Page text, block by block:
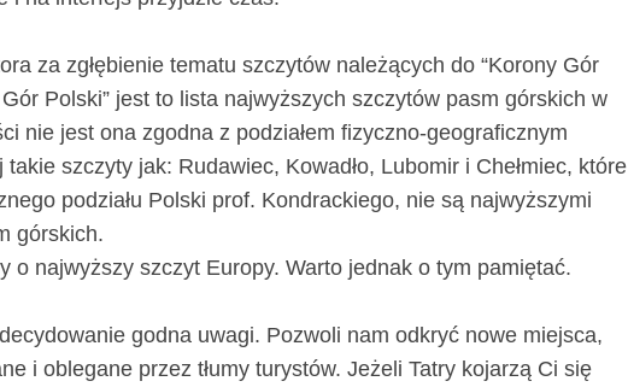
za zgłębienie tematu szczytów należących do “Korony Gór
Polski” jest to lista najwyższych szczytów pasm górskich w
nie jest ona zgodna z podziałem fizyczno-geograficznym
szczyty jak: Rudawiec, Kowadło, Lubomir i Chełmiec, które
podziału Polski prof. Kondrackiego, nie są najwyższymi
górskich.
o najwyższy szczyt Europy. Warto jednak o tym pamiętać.
godna uwagi. Pozwoli nam odkryć nowe miejsca,
i oblegane przez tłumy turystów. Jeżeli Tatry kojarzą Ci się